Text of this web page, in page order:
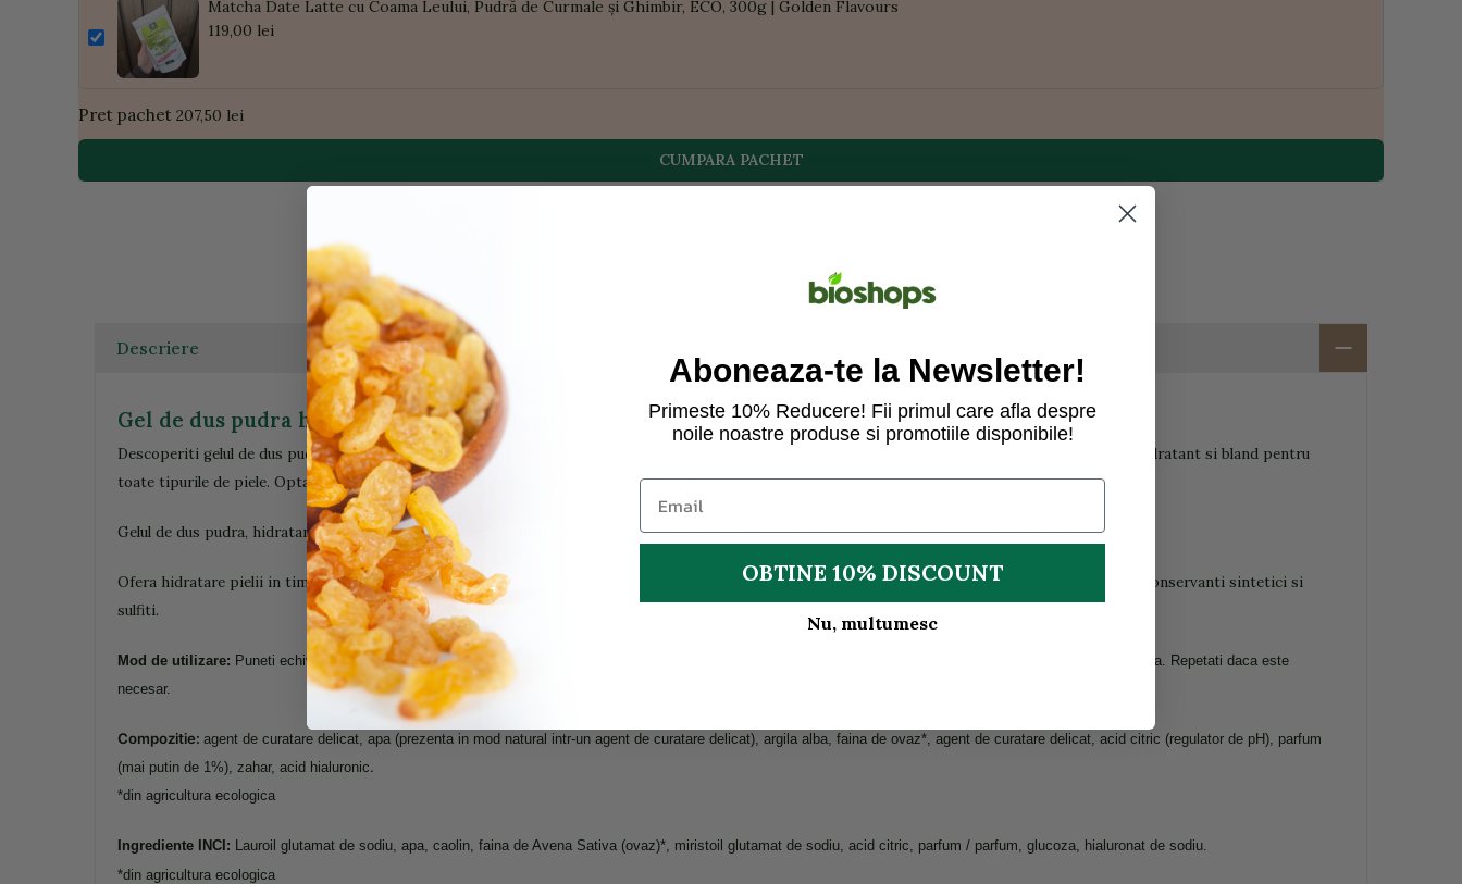
Matcha Date Latte cu Coama Leului, Pudră de Curmale și Ghimbir, ECO, 300g | Golden Flavours
119,00 lei
Pret pachet 207,50 lei
CUMPARA PACHET
Descriere
Gel de dus pudra hidratant, bio, 40g, Clarification
Descoperiti gelul de dus pudra, o inovatie care face spuma la contactul cu apa ca un gel de dus traditional, oferind un tratament natural de curatare hidratant si bland pentru
toate tipurile de piele. Optati pentru o experienta unica de curatare delicata (fara SCI).
Gelul de dus pudra, hidratant este o pudra inovatoare de curatare care spumeaza instantaneu si generos la contactul cu apa si pielea umeda.
Ofera hidratare pielii in timp ce o curata delicat. Fabricat exclusiv din ingrediente blande, este potrivit chiar si pentru cele mai sensibile tenuri. Fara conservanti sintetici si
sulfiti.
Mod de utilizare: Puneti echivaletul unei lingurite in palma si adaugati cateva picaturi de apa, frecati palmele pana obtineti o spuma generoasa. Aplicati pe pielea uda. Repetati daca este
necesar.
Compozitie: agent de curatare delicat, apa (prezenta in mod natural intr-un agent de curatare delicat), argila alba, faina de ovaz*, agent de curatare delicat, acid citric (regulator de pH), parfum
(mai putin de 1%), zahar, acid hialuronic.
*din agricultura ecologica
Ingrediente INCI: Lauroil glutamat de sodiu, apa, caolin, faina de Avena Sativa (ovaz)*, miristoil glutamat de sodiu, acid citric, parfum / parfum, glucoza, hialuronat de sodiu.
*din agricultura ecologica
Aboneaza-te la Newsletter!
Primeste 10% Reducere! Fii primul care afla despre
noile noastre produse si promotiile disponibile!
OBTINE 10% DISCOUNT
Nu, multumesc